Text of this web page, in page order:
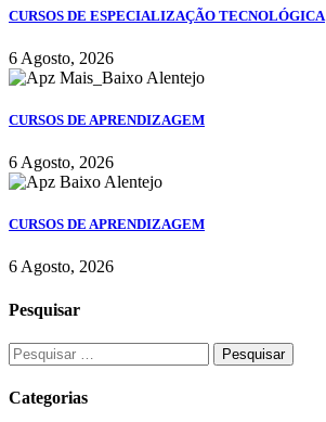
CURSOS DE ESPECIALIZAÇÃO TECNOLÓGICA
6 Agosto, 2026
CURSOS DE APRENDIZAGEM
6 Agosto, 2026
CURSOS DE APRENDIZAGEM
6 Agosto, 2026
Pesquisar
Categorias